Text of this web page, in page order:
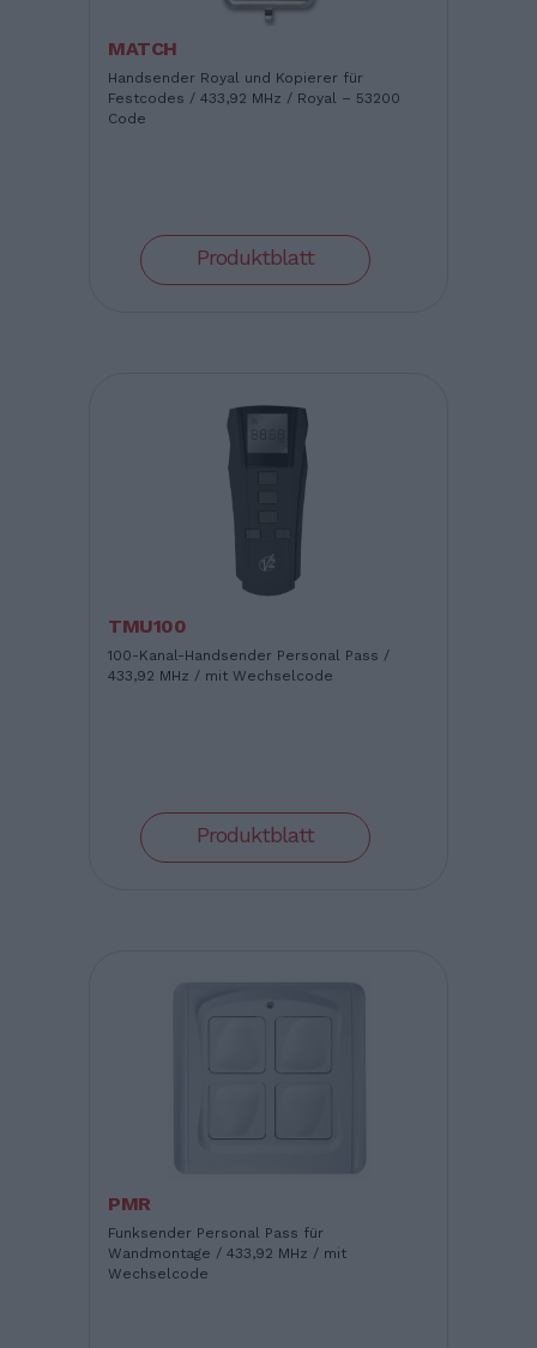
MATCH
Handsender Royal und Kopierer für
Festcodes / 433,92 MHz / Royal – 53200
Code
Produktblatt
TMU100
100-Kanal-Handsender Personal Pass /
433,92 MHz / mit Wechselcode
Produktblatt
PMR
Funksender Personal Pass für
Wandmontage / 433,92 MHz / mit
Wechselcode